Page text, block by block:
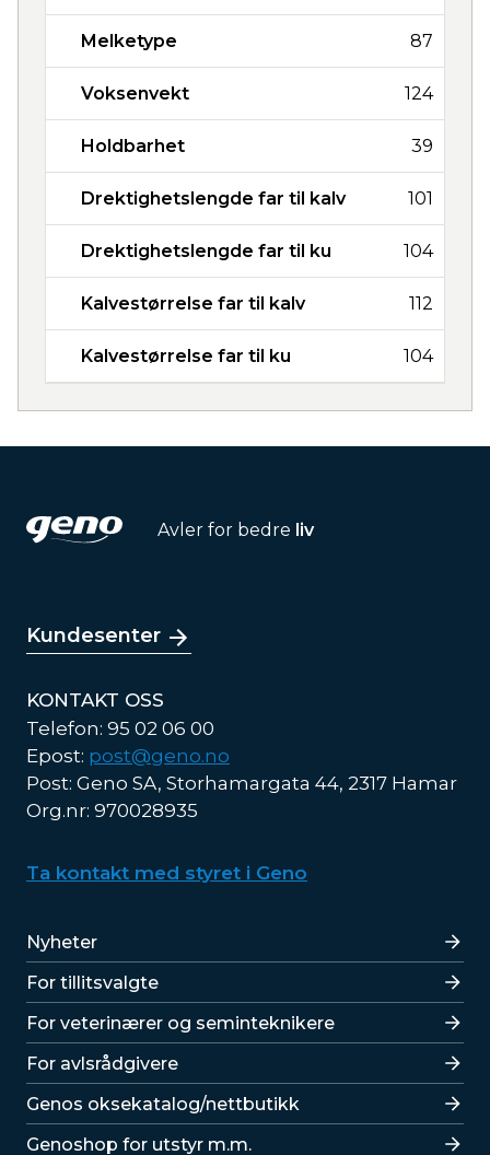
Melketype 87
Voksenvekt 124
Holdbarhet 39
Drektighetslengde far til kalv 101
Drektighetslengde far til ku 104
Kalvestørrelse far til kalv 112
Kalvestørrelse far til ku 104
Avler for bedre liv
Kundesenter
KONTAKT OSS
Telefon: 95 02 06 00
Epost: post@geno.no
Post: Geno SA, Storhamargata 44, 2317 Hamar
Org.nr: 970028935
Ta kontakt med styret i Geno
Lenker
Nyheter
For tillitsvalgte
For veterinærer og seminteknikere
For avlsrådgivere
Lenker
Genos oksekatalog/nettbutikk
Genoshop for utstyr m.m.